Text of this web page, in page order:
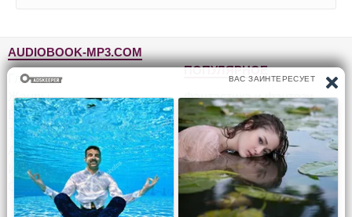
AUDIOBOOK-MP3.COM
Главная
Жанры
Блог
Топ-100
Авторы
Исполнители
Обратная связь
ПОПУЛЯРНОЕ
Фантастика и фэнтези
Детективы, триллеры
Для детей
Роман, проза
Приключения
Юмор, сатира